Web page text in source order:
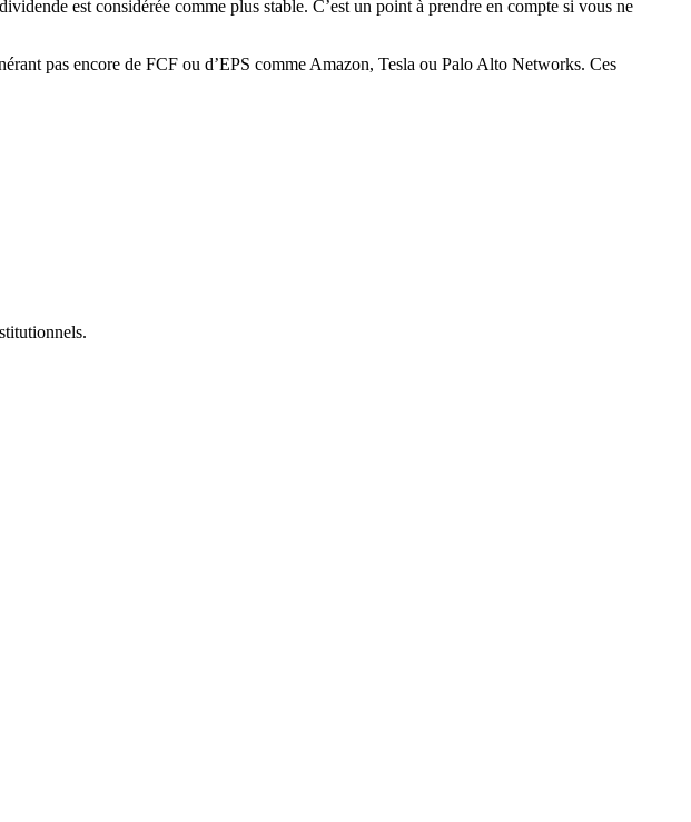
est considérée comme plus stable. C’est un point à prendre en compte si vous ne
pas encore de FCF ou d’EPS comme Amazon, Tesla ou Palo Alto Networks. Ces